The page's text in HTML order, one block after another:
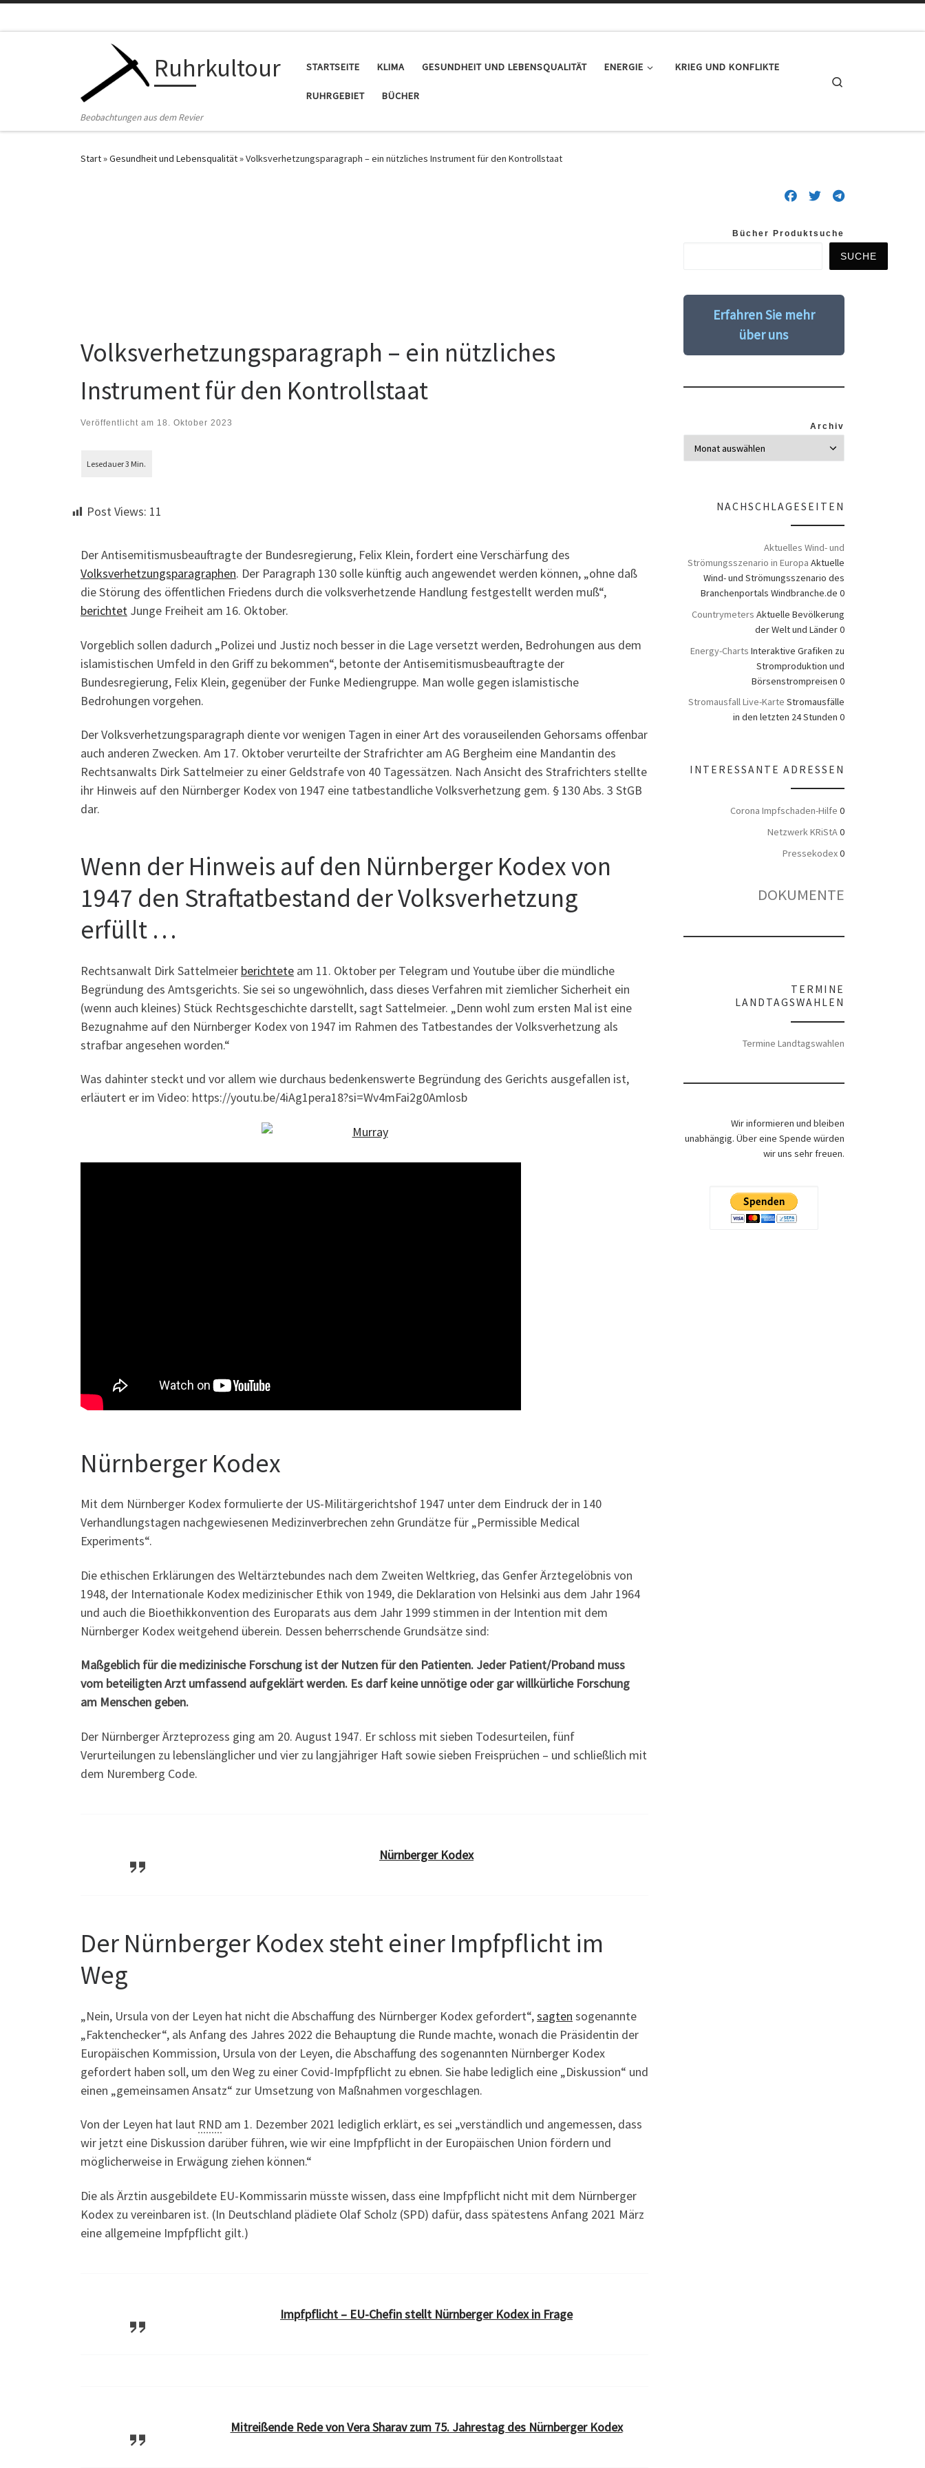
Ruhrkultour
Beobachtungen aus dem Revier
STARTSEITE KLIMA GESUNDHEIT UND LEBENSQUALITÄT ENERGIE KRIEG UND KONFLIKTE
RUHRGEBIET BÜCHER
Start»Gesundheit und Lebensqualität»Volksverhetzungsparagraph – ein nützliches Instrument für den Kontrollstaat
Volksverhetzungsparagraph – ein nützliches
Instrument für den Kontrollstaat
Veröffentlicht am 18. Oktober 2023
Post Views: 11
Der Antisemitismusbeauftragte der Bundesregierung, Felix Klein, fordert eine Verschärfung des
Volksverhetzungsparagraphen. Der Paragraph 130 solle künftig auch angewendet werden können, „ohne daß
die Störung des öffentlichen Friedens durch die volksverhetzende Handlung festgestellt werden muß“,
berichtet Junge Freiheit am 16. Oktober.
Vorgeblich sollen dadurch „Polizei und Justiz noch besser in die Lage versetzt werden, Bedrohungen aus dem
islamistischen Umfeld in den Griff zu bekommen“, betonte der Antisemitismusbeauftragte der
Bundesregierung, Felix Klein, gegenüber der Funke Mediengruppe. Man wolle gegen islamistische
Bedrohungen vorgehen.
Der Volksverhetzungsparagraph diente vor wenigen Tagen in einer Art des vorauseilenden Gehorsams offenbar
auch anderen Zwecken. Am 17. Oktober verurteilte der Strafrichter am AG Bergheim eine Mandantin des
Rechtsanwalts Dirk Sattelmeier zu einer Geldstrafe von 40 Tagessätzen. Nach Ansicht des Strafrichters stellte
ihr Hinweis auf den Nürnberger Kodex von 1947 eine tatbestandliche Volksverhetzung gem. § 130 Abs. 3 StGB
dar.
Wenn der Hinweis auf den Nürnberger Kodex von
1947 den Straftatbestand der Volksverhetzung
erfüllt …
Rechtsanwalt Dirk Sattelmeier berichtete am 11. Oktober per Telegram und Youtube über die mündliche
Begründung des Amtsgerichts. Sie sei so ungewöhnlich, dass dieses Verfahren mit ziemlicher Sicherheit ein
(wenn auch kleines) Stück Rechtsgeschichte darstellt, sagt Sattelmeier. „Denn wohl zum ersten Mal ist eine
Bezugnahme auf den Nürnberger Kodex von 1947 im Rahmen des Tatbestandes der Volksverhetzung als
strafbar angesehen worden.“
Was dahinter steckt und vor allem wie durchaus bedenkenswerte Begründung des Gerichts ausgefallen ist,
erläutert er im Video: https://youtu.be/4iAg1pera18?si=Wv4mFai2g0Amlosb
Nürnberger Kodex
Mit dem Nürnberger Kodex formulierte der US-Militärgerichtshof 1947 unter dem Eindruck der in 140
Verhandlungstagen nachgewiesenen Medizinverbrechen zehn Grundätze für „Permissible Medical
Experiments“.
Die ethischen Erklärungen des Weltärztebundes nach dem Zweiten Weltkrieg, das Genfer Ärztegelöbnis von
1948, der Internationale Kodex medizinischer Ethik von 1949, die Deklaration von Helsinki aus dem Jahr 1964
und auch die Bioethikkonvention des Europarats aus dem Jahr 1999 stimmen in der Intention mit dem
Nürnberger Kodex weitgehend überein. Dessen beherrschende Grundsätze sind:
Maßgeblich für die medizinische Forschung ist der Nutzen für den Patienten. Jeder Patient/Proband muss
vom beteiligten Arzt umfassend aufgeklärt werden. Es darf keine unnötige oder gar willkürliche Forschung
am Menschen geben.
Der Nürnberger Ärzteprozess ging am 20. August 1947. Er schloss mit sieben Todesurteilen, fünf
Verurteilungen zu lebenslänglicher und vier zu langjähriger Haft sowie sieben Freisprüchen – und schließlich mit
dem Nuremberg Code.
Nürnberger Kodex
Der Nürnberger Kodex steht einer Impfpflicht im
Weg
„Nein, Ursula von der Leyen hat nicht die Abschaffung des Nürnberger Kodex gefordert“,sagten sogenannte
„Faktenchecker“, als Anfang des Jahres 2022 die Behauptung die Runde machte, wonach die Präsidentin der
Europäischen Kommission, Ursula von der Leyen, die Abschaffung des sogenannten Nürnberger Kodex
gefordert haben soll, um den Weg zu einer Covid-Impfpflicht zu ebnen. Sie habe lediglich eine „Diskussion“ und
einen „gemeinsamen Ansatz“ zur Umsetzung von Maßnahmen vorgeschlagen.
Von der Leyen hat laut RND am 1. Dezember 2021 lediglich erklärt, es sei „verständlich und angemessen, dass
wir jetzt eine Diskussion darüber führen, wie wir eine Impfpflicht in der Europäischen Union fördern und
möglicherweise in Erwägung ziehen können.“
Die als Ärztin ausgebildete EU-Kommissarin müsste wissen, dass eine Impfpflicht nicht mit dem Nürnberger
Kodex zu vereinbaren ist. (In Deutschland plädiete Olaf Scholz (SPD) dafür, dass spätestens Anfang 2021 März
eine allgemeine Impfpflicht gilt.)
Impfpflicht – EU-Chefin stellt Nürnberger Kodex in Frage
Mitreißende Rede von Vera Sharav zum 75. Jahrestag des Nürnberger Kodex
Bücher Produktsuche
SUCHE
Erfahren Sie mehr
über uns
Archiv
NACHSCHLAGESEITEN
Aktuelles Wind- und
Strömungsszenario in Europa Aktuelle
Wind- und Strömungsszenario des
Branchenportals Windbranche.de 0
Countrymeters Aktuelle Bevölkerung
der Welt und Länder 0
Energy-Charts Interaktive Grafiken zu
Stromproduktion und
Börsenstrompreisen 0
Stromausfall Live-Karte Stromausfälle
in den letzten 24 Stunden 0
INTERESSANTE ADRESSEN
Corona Impfschaden-Hilfe 0
Netzwerk KRiStA0
Pressekodex0
DOKUMENTE
TERMINE
LANDTAGSWAHLEN
Termine Landtagswahlen
Wir informieren und bleiben
unabhängig. Über eine Spende würden
wir uns sehr freuen.